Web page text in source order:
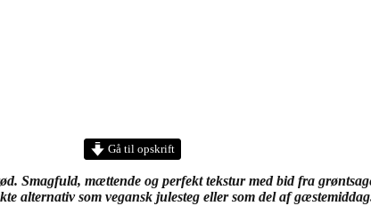
Gå til opskrift
Smagfuld, mættende og perfekt tekstur med bid fra
alternativ som vegansk julesteg eller som del af